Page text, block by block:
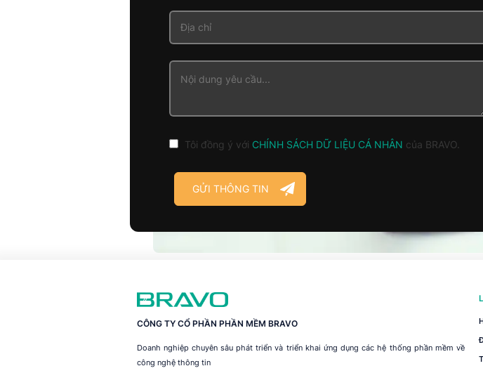
Tôi đồng ý với CHÍNH SÁCH DỮ LIỆU CÁ NHÂN của BRAVO.
CÔNG TY CỔ PHẦN PHẦN MỀM BRAVO
Doanh nghiệp chuyên sâu phát triển và triển khai ứng dụng các hệ thống phần mềm về
công nghệ thông tin